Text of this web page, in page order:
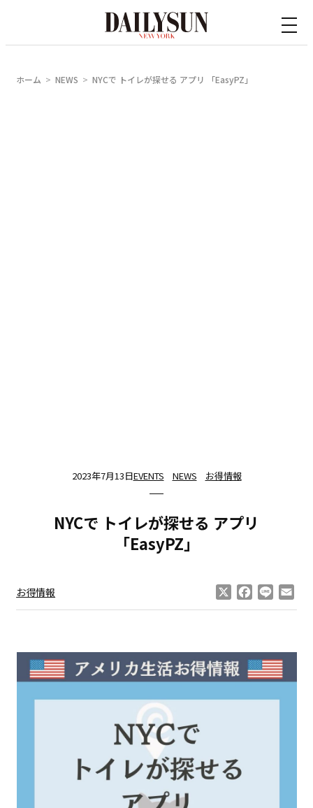
ホーム NEWS NYCで トイレが探せる アプリ 「EasyPZ」
2023年7月13日EVENTS NEWS お得情報
NYCで トイレが探せる アプリ
「EasyPZ」
お得情報 Facebook
Line